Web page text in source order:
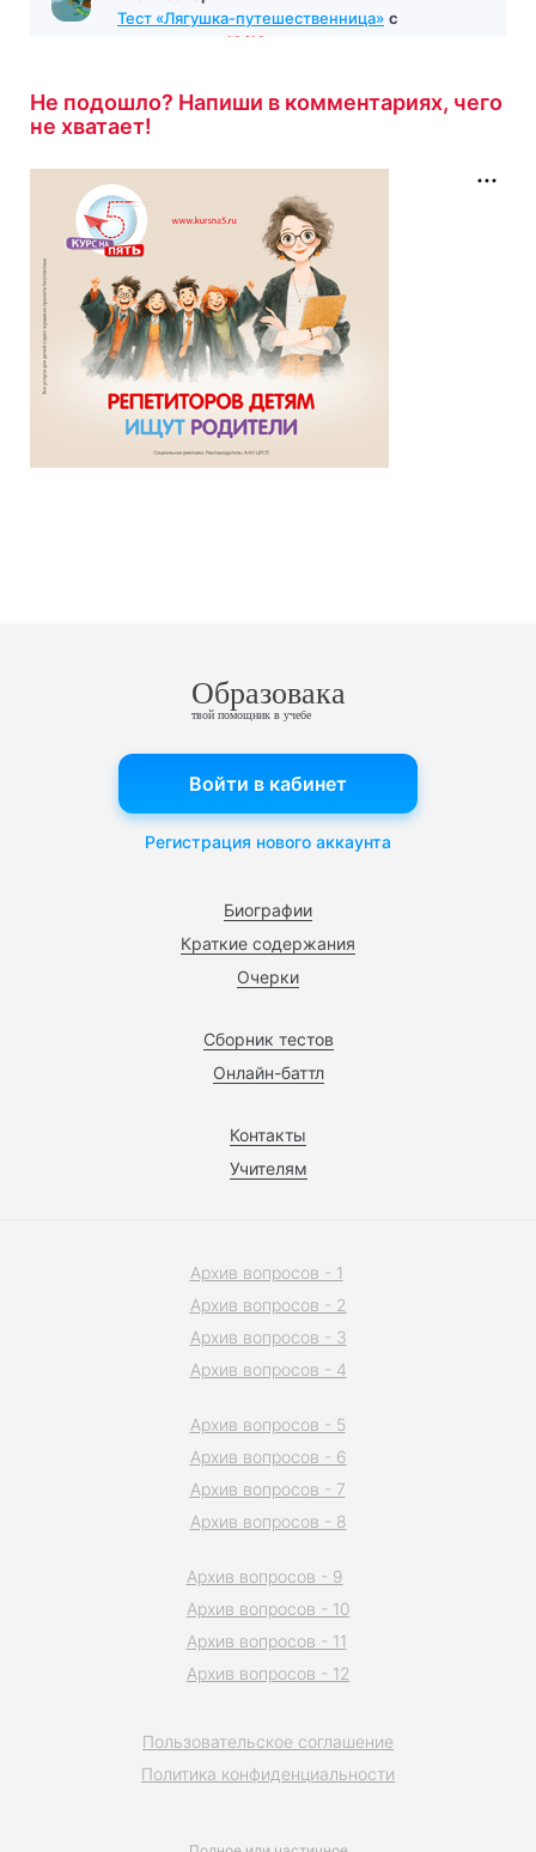
Тест «Лягушка-путешественница» с
10/10
Не подошло? Напиши в комментариях, чего
не хватает!
Образовака
твой помощник в учебе
Биографии
Краткие содержания
Очерки
Сборник тестов
Онлайн-баттл
Контакты
Учителям
Войти в кабинет
Регистрация нового аккаунта
Пользовательское соглашение
Политика конфиденциальности
Архив вопросов - 1
Архив вопросов - 2
Архив вопросов - 3
Архив вопросов - 4
Архив вопросов - 5
Архив вопросов - 6
Архив вопросов - 7
Архив вопросов - 8
Архив вопросов - 9
Архив вопросов - 10
Архив вопросов - 11
Архив вопросов - 12